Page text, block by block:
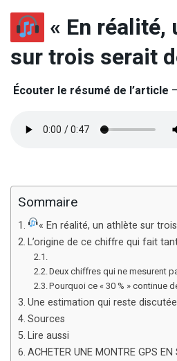
« En réalité,
sur trois serait
Écouter le résumé de l’article
Sommaire
« En réalité, un athlète sur
L’origine de ce chiffre qui fait
Deux chiffres qui ne mesurent
Pourquoi ce « 30 % » continue
Une estimation qui reste discutée
Sources
Lire aussi
ACHETER UNE MONTRE GPS EN